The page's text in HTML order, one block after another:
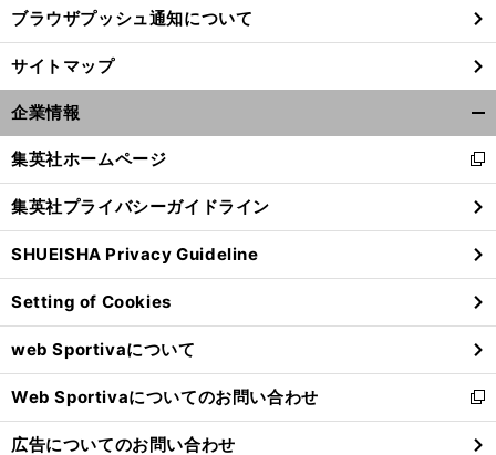
ブラウザプッシュ通知について
サイトマップ
企業情報
閉
る
集英社ホームページ
新
し
い
ウ
ィ
ン
ド
ウ
で
開
く
集英社プライバシーガイドライン
SHUEISHA Privacy Guideline
Setting of Cookies
web Sportivaについて
Web Sportivaについてのお問い合わせ
新
し
い
広告についてのお問い合わせ